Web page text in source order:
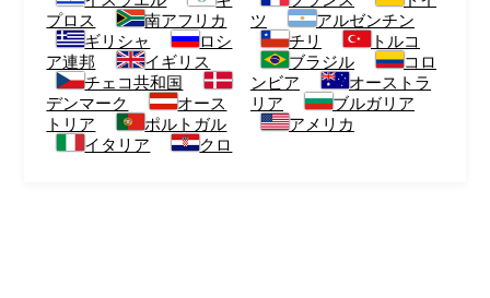
プロス
南アフリカ
ギリシャ
ロシ
ア連邦
イギリス
チェコ共和国
デンマーク
オース
トリア
ポルトガル
イタリア
クロ
ツ
アルゼンチン
チリ
トルコ
ブラジル
コロ
ンビア
オーストラ
リア
ブルガリア
アメリカ